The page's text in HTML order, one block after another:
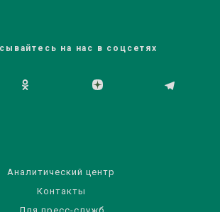
на нас в соцсетях
Аналитический центр
Контакты